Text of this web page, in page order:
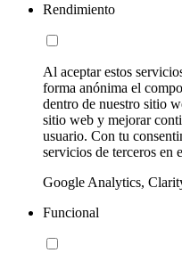
Rendimiento
Al aceptar estos
forma anónima el
dentro de nuestro sitio
sitio web y mejorar
usuario. Con tu
servicios de terceros en
Google Analytics,
Funcional